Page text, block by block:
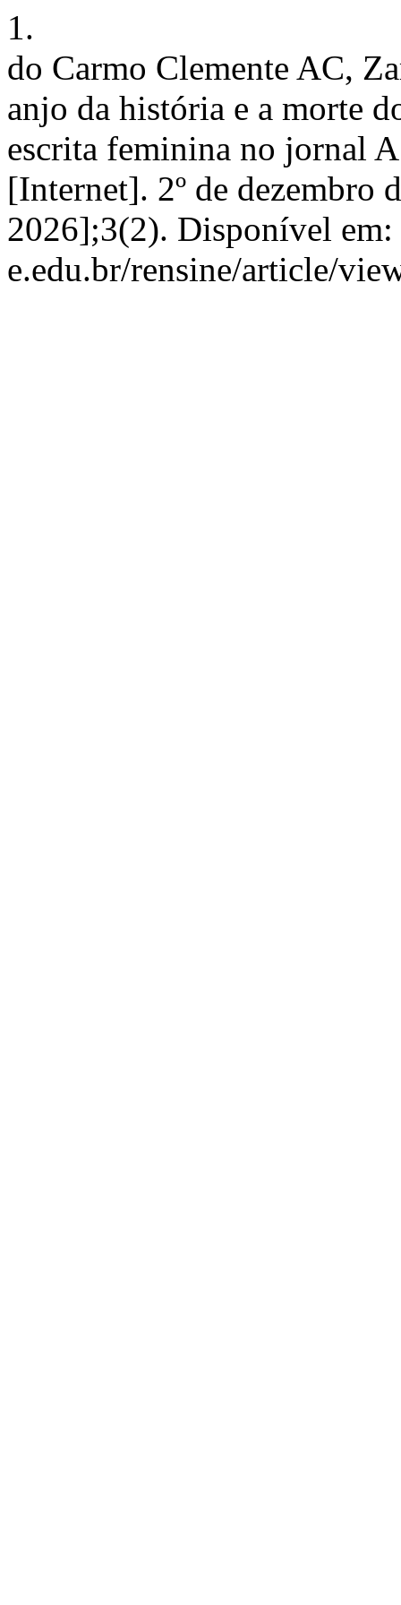
1.
do Carmo Clemente AC,
anjo da história e a morte
escrita feminina no jornal
[Internet]. 2º de dezembro
2026];3(2). Disponível
e.edu.br/rensine/article/